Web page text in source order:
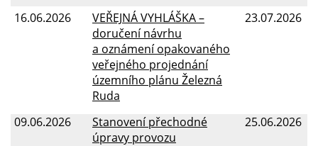
16.06.2026
23.07.2026
VEŘEJNÁ VYHLÁŠKA –
doručení návrhu
a oznámení opakovaného
veřejného projednání
územního plánu Železná
Ruda
09.06.2026
25.06.2026
Stanovení přechodné
úpravy provozu